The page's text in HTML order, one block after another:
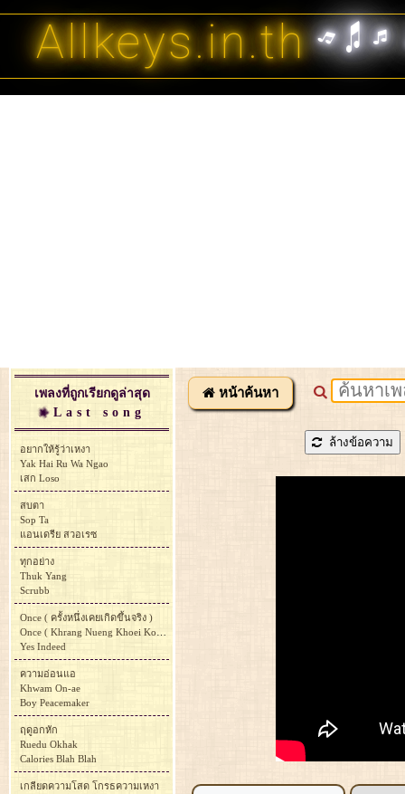
Allkeys.in.th
หน้าค้นหา
ล้างข้อความ
เพลงที่ถูกเรียกดูล่าสุด
Last song
อยากให้รู้ว่าเหงา
Yak Hai Ru Wa Ngao
เสก Loso
สบตา
Sop Ta
แอนเดรีย สวอเรซ
ทุกอย่าง
Thuk Yang
Scrubb
Once ( ครั้งหนึ่งเคยเกิดขึ้นจริง )
Once ( Khrang Nueng Khoei Koet Khuen Ching )
Yes Indeed
ความอ่อนแอ
Khwam On-ae
Boy Peacemaker
ฤดูอกหัก
Ruedu Okhak
Calories Blah Blah
เกลียดความโสด โกรธความเหงา